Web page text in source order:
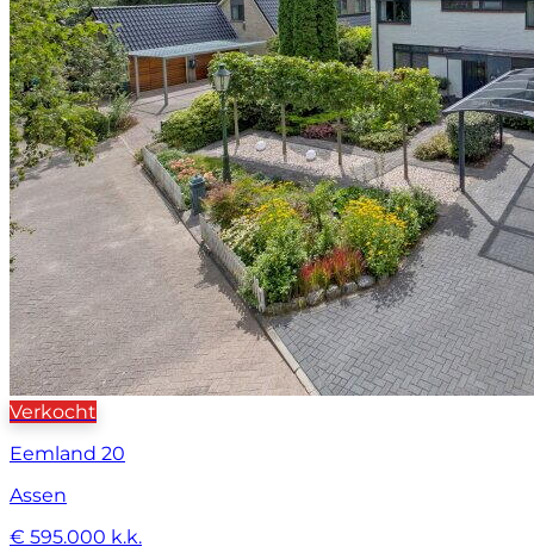
Verkocht
Eemland 20
Assen
€ 595.000 k.k.